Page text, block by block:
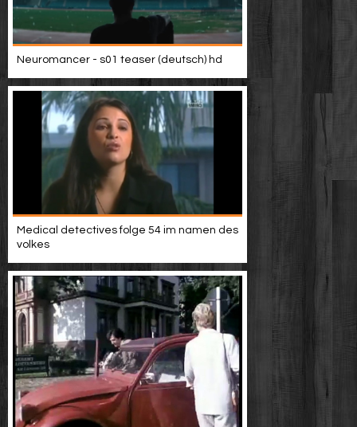
Neuromancer - s01 teaser (deutsch) hd
Medical detectives folge 54 im namen des
volkes